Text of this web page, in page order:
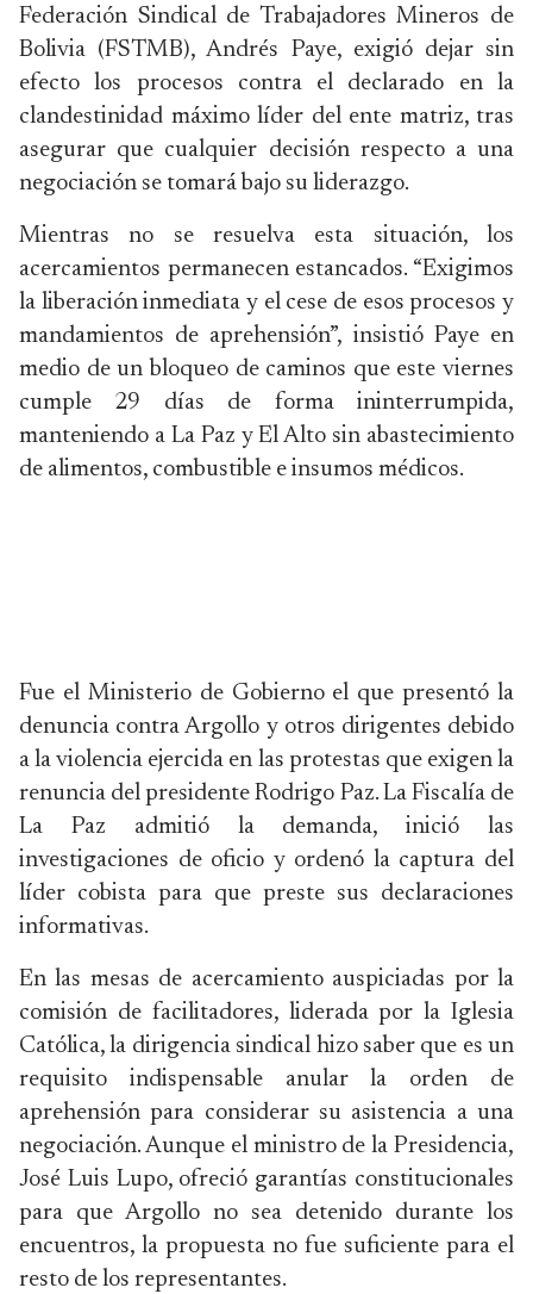
Federación Sindical de Trabajadores Mineros de
Bolivia (FSTMB), Andrés Paye, exigió dejar sin
efecto los procesos contra el declarado en la
clandestinidad máximo líder del ente matriz, tras
asegurar que cualquier decisión respecto a una
negociación se tomará bajo su liderazgo.
Mientras no se resuelva esta situación, los
acercamientos permanecen estancados. “Exigimos
la liberación inmediata y el cese de esos procesos y
mandamientos de aprehensión”, insistió Paye en
medio de un bloqueo de caminos que este viernes
cumple 29 días de forma ininterrumpida,
manteniendo a La Paz y El Alto sin abastecimiento
de alimentos, combustible e insumos médicos.
Fue el Ministerio de Gobierno el que presentó la
denuncia contra Argollo y otros dirigentes debido
a la violencia ejercida en las protestas que exigen la
renuncia del presidente Rodrigo Paz. La Fiscalía de
La Paz admitió la demanda, inició las
investigaciones de oficio y ordenó la captura del
líder cobista para que preste sus declaraciones
informativas.
En las mesas de acercamiento auspiciadas por la
comisión de facilitadores, liderada por la Iglesia
Católica, la dirigencia sindical hizo saber que es un
requisito indispensable anular la orden de
aprehensión para considerar su asistencia a una
negociación. Aunque el ministro de la Presidencia,
José Luis Lupo, ofreció garantías constitucionales
para que Argollo no sea detenido durante los
encuentros, la propuesta no fue suficiente para el
resto de los representantes.